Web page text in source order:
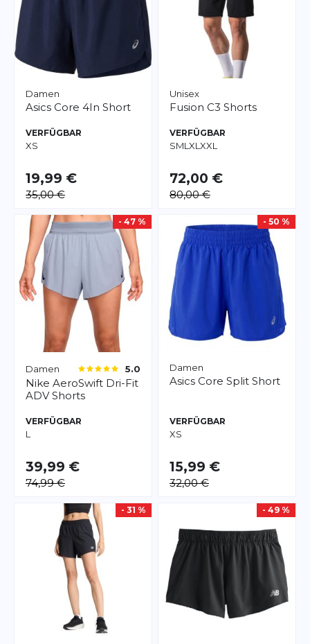
Damen
Asics Core 4In Short
VERFÜGBAR
XS
19,99 €
35,00 €
Unisex
Fusion C3 Shorts
VERFÜGBAR
SML XL XXL
72,00 €
80,00 €
- 47 %
Damen 5.0
Nike AeroSwift Dri-Fit
ADV Shorts
VERFÜGBAR
L
39,99 €
74,99 €
- 50 %
Damen
Asics Core Split Short
VERFÜGBAR
XS
15,99 €
32,00 €
- 31 % - 49 %